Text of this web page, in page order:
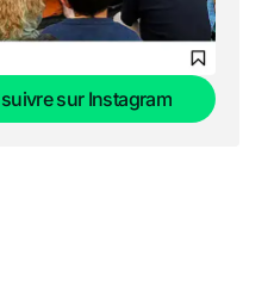
sur Instagram